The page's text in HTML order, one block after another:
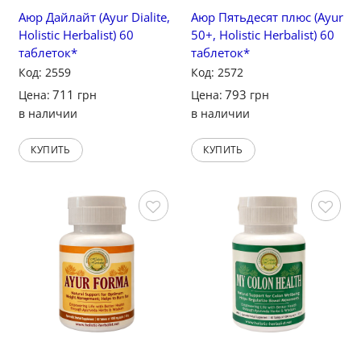
Аюр Дайлайт (Ayur Dialite,
Holistic Herbalist) 60
таблеток*
Код: 2559
Цена: 711 грн
в наличии
КУПИТЬ
Аюр Пятьдесят плюс (Ayur
50+, Holistic Herbalist) 60
таблеток*
Код: 2572
Цена: 793 грн
в наличии
КУПИТЬ
Сохранить Сохранить